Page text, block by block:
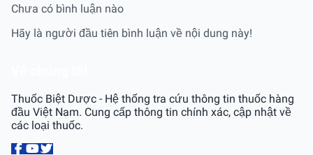
Chưa có bình luận nào
Hãy là người đầu tiên bình luận về nội dung này!
Thuốc Biệt Dược - Hệ thống tra cứu thông tin thuốc hàng
đầu Việt Nam. Cung cấp thông tin chính xác, cập nhật về
các loại thuốc.